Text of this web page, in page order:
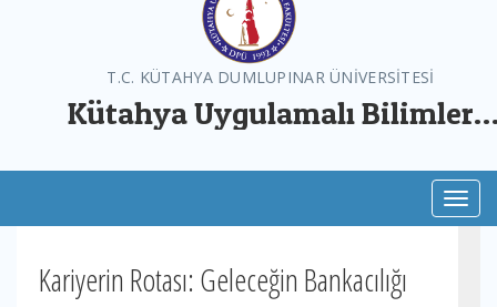
T.C. KÜTAHYA DUMLUPINAR ÜNİVERSİTESİ
Kütahya Uygulamalı Bilimler
Kariyerin Rotası: Geleceğin Bankacılığı